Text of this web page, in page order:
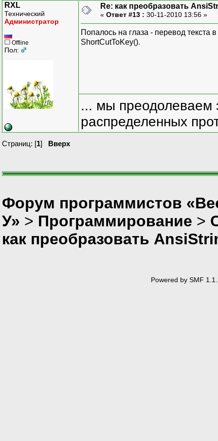
RXL
Технический
Администратор
Offline
Пол:
Re: как преобразовать
« Ответ #13 : 30-11-2010 13:56 »
Попалось на глаза - перевод
ShortCutToKey().
... мы преодолеваем
распределенных
Страниц: [1] Вверх
Форум программистов
У» > Программирование >
как преобразовать
Powered by SMF